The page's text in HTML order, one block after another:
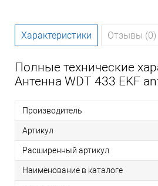
Характеристики Отзывы (0)
Полные технические
Антенна WDT 433 EKF
Производитель
Артикул
Расширенный артикул
Наименование в каталоге